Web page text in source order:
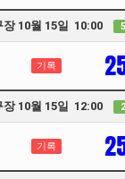
장 10월 15일 10:00 5
기록
장 10월 15일 12:00 2
기록